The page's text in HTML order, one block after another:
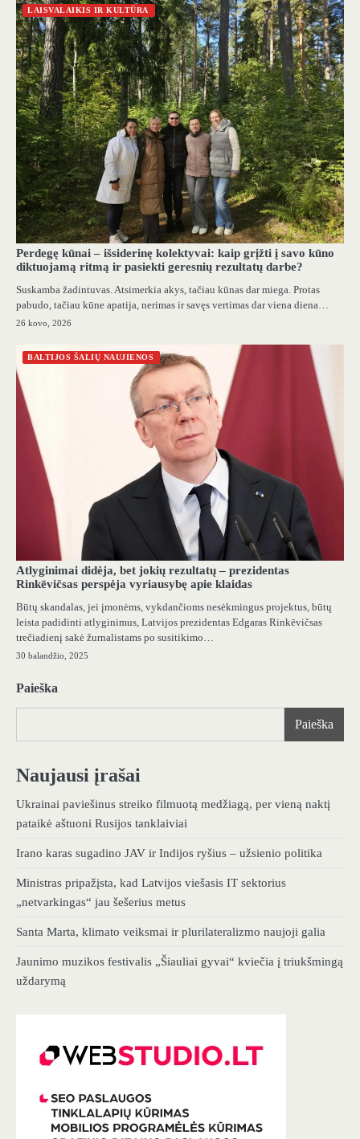
LAISVALAIKIS IR KULTŪRA
Perdegę kūnai – išsiderinę kolektyvai: kaip grįžti į savo kūno
diktuojamą ritmą ir pasiekti geresnių rezultatų darbe?
Suskamba žadintuvas. Atsimerkia akys, tačiau kūnas dar miega. Protas
pabudo, tačiau kūne apatija, nerimas ir savęs vertimas dar viena diena…
26 kovo, 2026
BALTIJOS ŠALIŲ NAUJIENOS
Atlyginimai didėja, bet jokių rezultatų – prezidentas
Rinkēvičsas perspėja vyriausybę apie klaidas
Būtų skandalas, jei įmonėms, vykdančioms nesėkmingus projektus, būtų
leista padidinti atlyginimus, Latvijos prezidentas Edgaras Rinkēvičsas
trečiadienį sakė žurnalistams po susitikimo…
30 balandžio, 2025
Paieška
Paieška
Naujausi įrašai
Ukrainai paviešinus streiko filmuotą medžiagą, per vieną naktį
pataikė aštuoni Rusijos tanklaiviai
Irano karas sugadino JAV ir Indijos ryšius – užsienio politika
Ministras pripažįsta, kad Latvijos viešasis IT sektorius
„netvarkingas“ jau šešerius metus
Santa Marta, klimato veiksmai ir plurilateralizmo naujoji galia
Jaunimo muzikos festivalis „Šiauliai gyvai“ kviečia į triukšmingą
uždarymą